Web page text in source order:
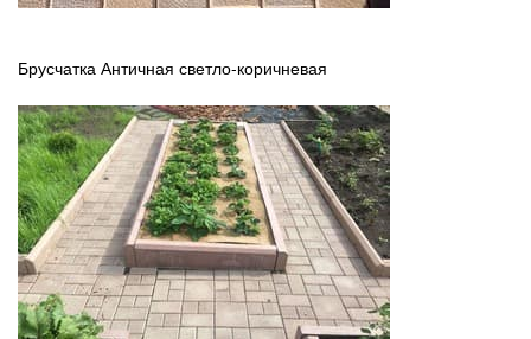
Брусчатка Античная светло-коричневая